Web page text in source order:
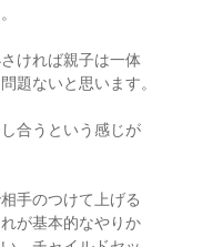
ければ親子は一体
題ないと思います。
合うという感じが
手のつけて上げる
が基本的なやりか